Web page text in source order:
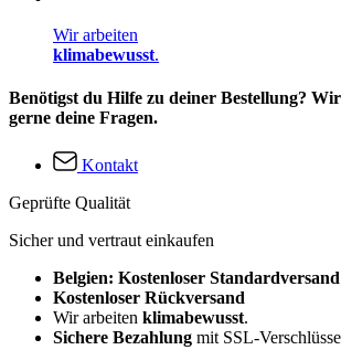
Wir arbeiten
klimabewusst.
Benötigst du Hilfe zu deiner Bestellung?
gerne deine Fragen.
Kontakt
Geprüfte Qualität
Sicher und vertraut einkaufen
Belgien: Kostenloser Standardversand
Kostenloser Rückversand
Wir arbeiten klimabewusst.
Sichere Bezahlung mit SSL-